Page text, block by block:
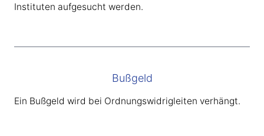
Instituten aufgesucht werden.
Bußgeld
Ein Bußgeld wird bei Ordnungswidrigleiten verhängt.